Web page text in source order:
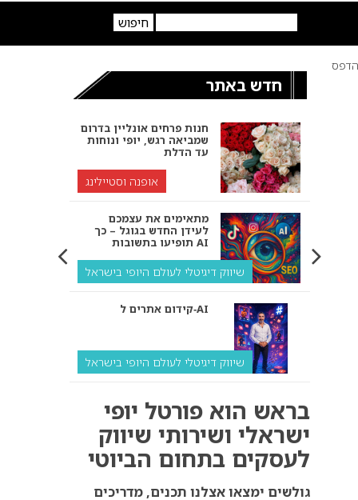
הדפס
חדש באתר
חנות פרחים אונליין בדרום
שמביאה רגש, יופי ונוחות
עד הדלת
אופנה וסטיילינג
מתאימים את עצמכם
לעידן החדש בגוגל – כך
תופיעו בתשובות AI
שיווק דיגיטלי לעולם היופי בישראל
קידום אתרים ל‑AI
שיווק דיגיטלי לעולם היופי בישראל
ולמה העסק שלך צריך
שיווק דיגיטלי לעסקים
קידום ל‑AI לעומת קידום
בראש הוא פורטל יופי
ישראלי ושירותי שיווק
לעסקים בתחום הביוטי
גולשים ימצאו אצלנו תכנים, מדריכים